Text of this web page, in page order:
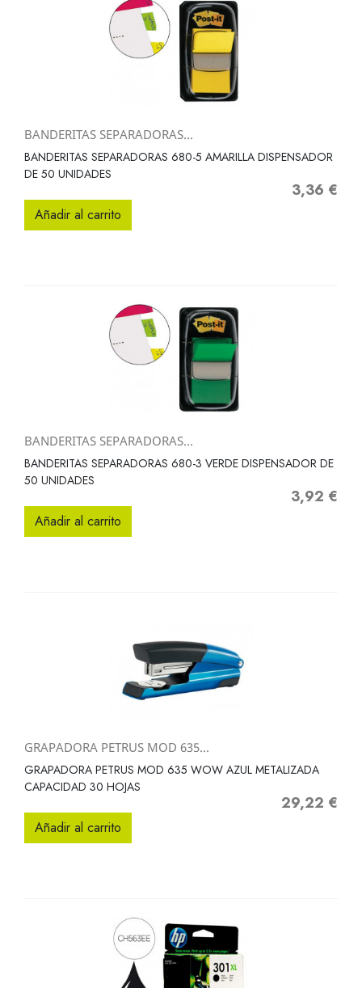
BANDERITAS SEPARADORAS...
BANDERITAS SEPARADORAS 680-5 AMARILLA DISPENSADOR
DE 50 UNIDADES
Precio
3,36 €
Añadir al carrito
BANDERITAS SEPARADORAS...
BANDERITAS SEPARADORAS 680-3 VERDE DISPENSADOR DE
50 UNIDADES
Precio
3,92 €
Añadir al carrito
GRAPADORA PETRUS MOD 635...
GRAPADORA PETRUS MOD 635 WOW AZUL METALIZADA
CAPACIDAD 30 HOJAS
Precio
29,22 €
Añadir al carrito